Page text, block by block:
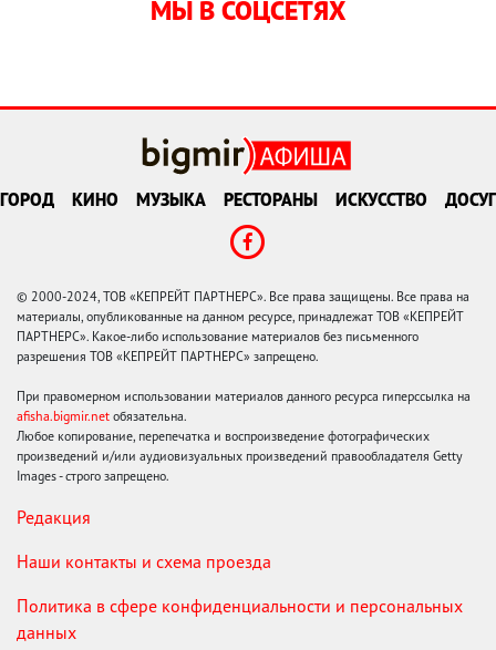
МЫ В СОЦСЕТЯХ
ГОРОД КИНО МУЗЫКА РЕСТОРАНЫ ИСКУССТВО ДОСУГ
© 2000-2024, ТОВ «КЕПРЕЙТ ПАРТНЕРС». Все права защищены. Все права на
материалы, опубликованные на данном ресурсе, принадлежат ТОВ «КЕПРЕЙТ
ПАРТНЕРС». Какое-либо использование материалов без письменного
разрешения ТОВ «КЕПРЕЙТ ПАРТНЕРС» запрещено.
При правомерном использовании материалов данного ресурса гиперссылка на
afisha.bigmir.net обязательна.
Любое копирование, перепечатка и воспроизведение фотографических
произведений и/или аудиовизуальных произведений правообладателя Getty
Images - строго запрещено.
Редакция
Наши контакты и схема проезда
Политика в сфере конфиденциальности и персональных
данных